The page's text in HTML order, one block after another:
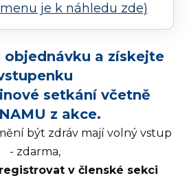
je k náhledu zde)
a získejte
setkání včetně
z akce.
být zdráv mají volný vstup
- zdarma,
registrovat v členské sekci